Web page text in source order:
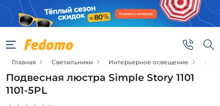
Главная Светильники Интерьерное освещение
Подвесная люстра Simple Story 1101
1101-5PL